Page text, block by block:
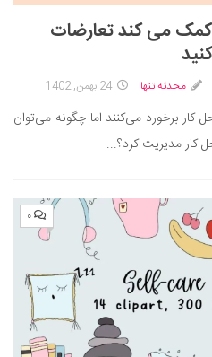
کمک می کند تعارضات
محدثه تنها 24 بهمن, 1402
کار برخورد می‌کنند اما چگونه می‌توان
کار مدیریت کرد؟...
۰